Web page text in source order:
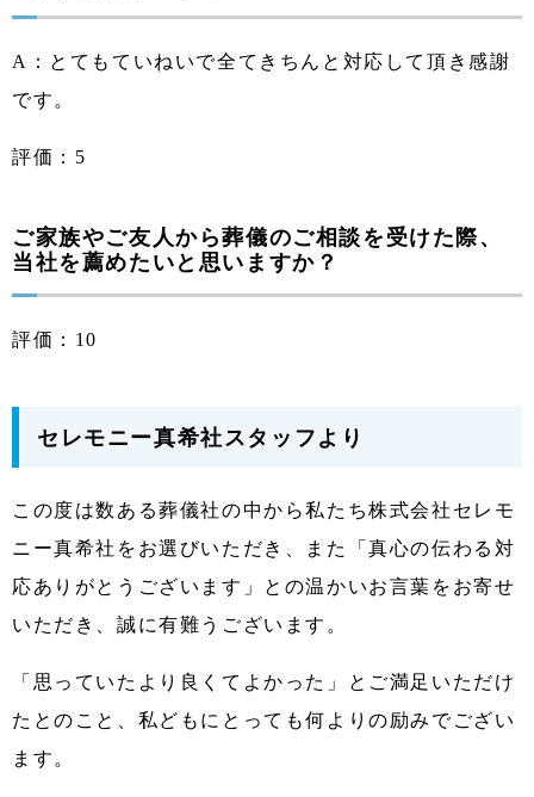
A：とてもていねいで全てきちんと対応して頂き感謝
です。
評価：5
ご家族やご友人から葬儀のご相談を受けた際、
当社を薦めたいと思いますか？
評価：10
セレモニー真希社スタッフより
この度は数ある葬儀社の中から私たち株式会社セレモ
ニー真希社をお選びいただき、また「真心の伝わる対
応ありがとうございます」との温かいお言葉をお寄せ
いただき、誠に有難うございます。
「思っていたより良くてよかった」とご満足いただけ
たとのこと、私どもにとっても何よりの励みでござい
ます。